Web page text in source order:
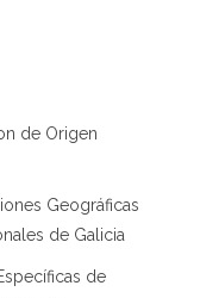
de Origen
Geográficas
de Galicia
de